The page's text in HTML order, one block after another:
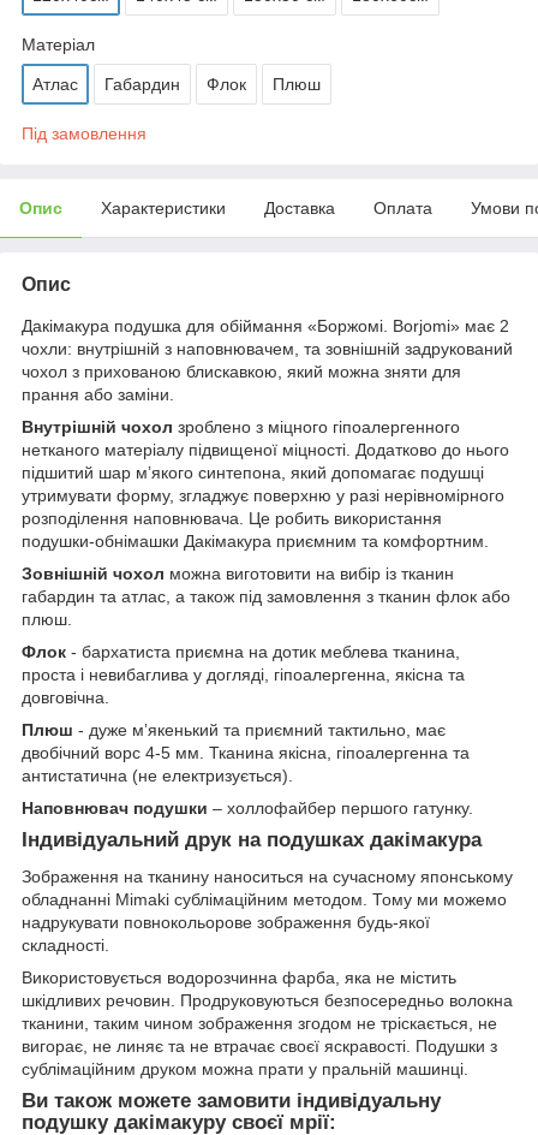
Матеріал
Атлас Габардин Флок Плюш
Під замовлення
Опис Характеристики Доставка Оплата Умови
Опис
Дакімакура подушка для обіймання «Боржомі. Borjomi» має 2
чохли: внутрішній з наповнювачем, та зовнішній задрукований
чохол з прихованою блискавкою, який можна зняти для
прання або заміни.
Внутрішній чохол зроблено з міцного гіпоалергенного
нетканого матеріалу підвищеної міцності. Додатково до нього
підшитий шар мʼякого синтепона, який допомагає подушці
утримувати форму, згладжує поверхню у разі нерівномірного
розподілення наповнювача. Це робить використання
подушки-обнімашки Дакімакура приємним та комфортним.
Зовнішній чохол можна виготовити на вибір із тканин
габардин та атлас, а також під замовлення з тканин флок або
плюш.
Флок - бархатиста приємна на дотик меблева тканина,
проста і невибаглива у догляді, гіпоалергенна, якісна та
довговічна.
Плюш - дуже мʼякенький та приємний тактильно, має
двобічний ворс 4-5 мм. Тканина якісна, гіпоалергенна та
антистатична (не електризується).
Наповнювач подушки – холлофайбер першого гатунку.
Індивідуальний друк на подушках дакімакура
Зображення на тканину наноситься на сучасному японському
обладнанні Mimaki сублімаційним методом. Тому ми можемо
надрукувати повнокольорове зображення будь-якої
складності.
Використовується водорозчинна фарба, яка не містить
шкідливих речовин. Продруковуються безпосередньо волокна
тканини, таким чином зображення згодом не тріскається, не
вигорає, не линяє та не втрачає своєї яскравості. Подушки з
сублімаційним друком можна прати у пральній машинці.
Ви також можете замовити індивідуальну
подушку дакімакуру своєї мрії: